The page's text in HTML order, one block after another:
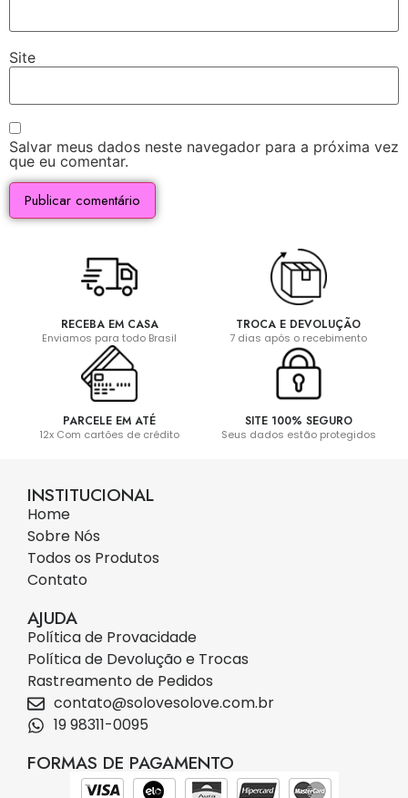
Site
Salvar meus dados neste navegador para a próxima vez
que eu comentar.
RECEBA EM CASA
Enviamos para todo Brasil
TROCA E DEVOLUÇÃO
7 dias após o recebimento
PARCELE EM ATÉ
12x Com cartões de crédito
SITE 100% SEGURO
Seus dados estão protegidos
INSTITUCIONAL
Home
Sobre Nós
Todos os Produtos
Contato
AJUDA
Política de Provacidade
Política de Devolução e Trocas
Rastreamento de Pedidos
contato@solovesolove.com.br
19 98311-0095
FORMAS DE PAGAMENTO